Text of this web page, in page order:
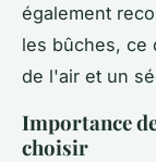
également
les bûches, ce
de l'air et un
Importance
choisir